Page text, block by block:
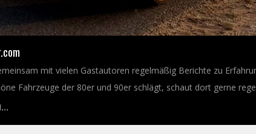
mit vielen Gastautoren regelmäßig Berichte zu
Fahrzeuge der 80er und 90er schlägt, schaut dort gerne